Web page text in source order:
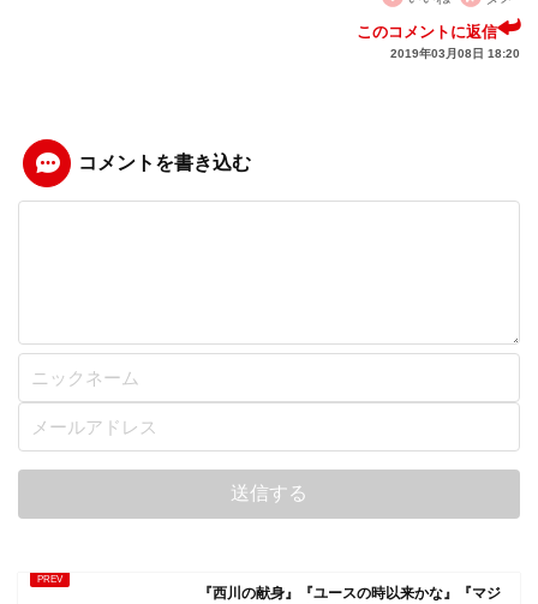
このコメントに返信
2019年03月08日 18:20
コメントを書き込む
『西川の献身』『ユースの時以来かな』『マジ